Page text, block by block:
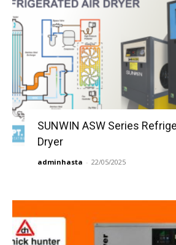
SUNWIN ASW Series
Dryer
adminhasta - 22/05/2025